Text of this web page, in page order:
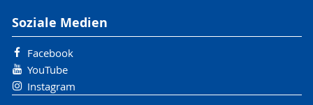
Soziale Medien
Facebook
YouTube
Instagram